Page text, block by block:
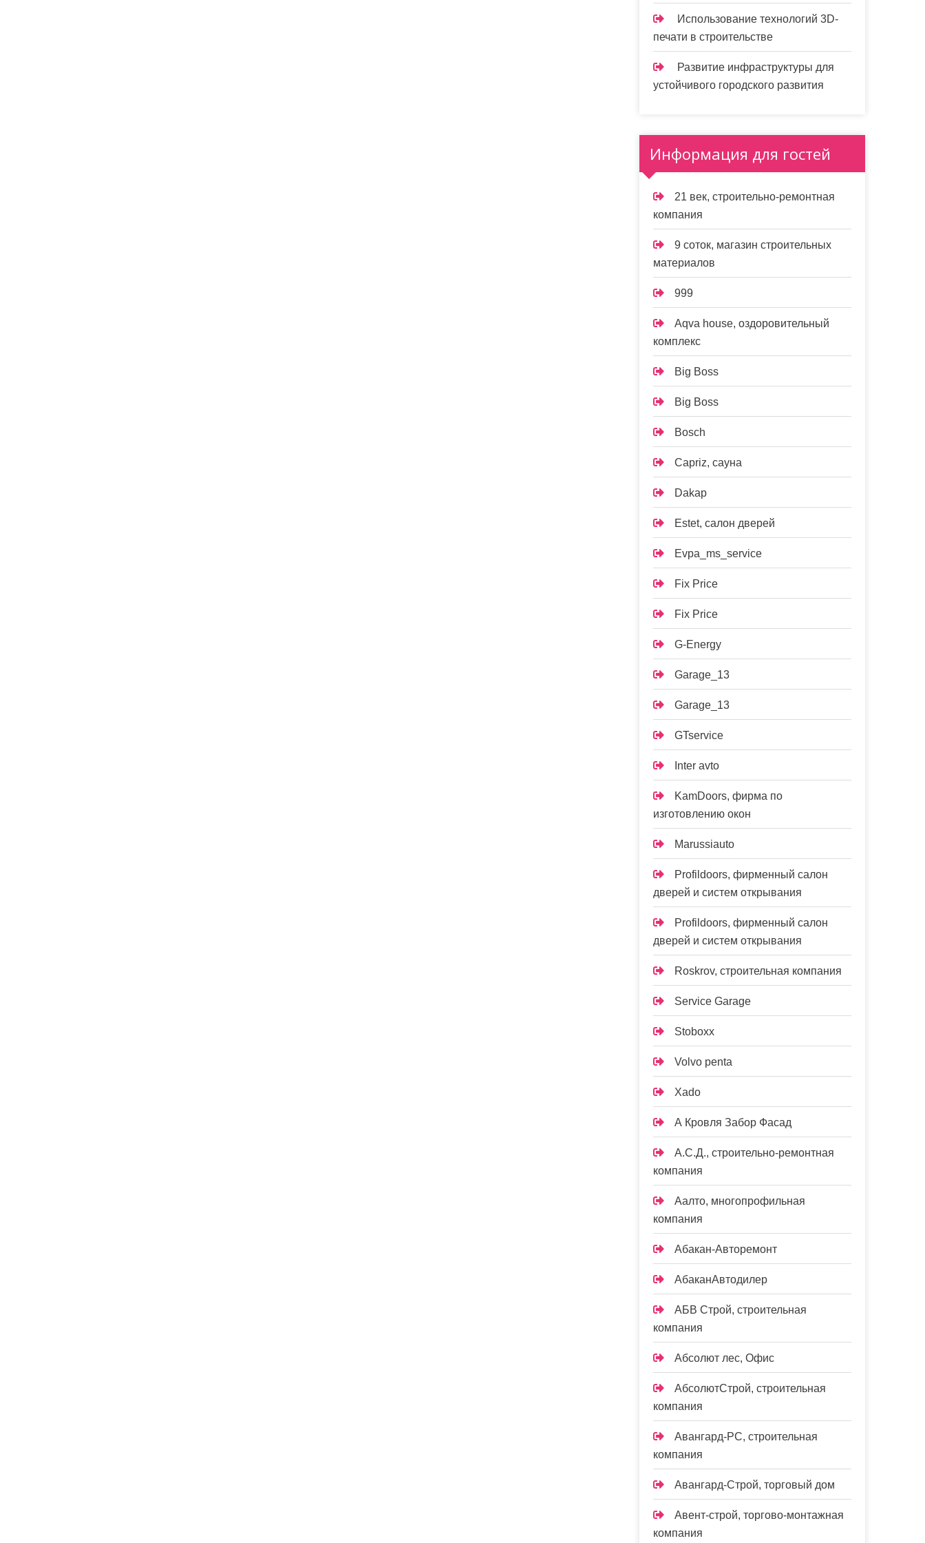
Использование технологий 3D-
печати в строительстве
Развитие инфраструктуры для
устойчивого городского развития
Информация для гостей
21 век, строительно-ремонтная
компания
9 соток, магазин строительных
материалов
999
Aqva house, оздоровительный
комплекс
Big Boss
Big Boss
Bosch
Capriz, сауна
Dakap
Estet, салон дверей
Evpa_ms_service
Fix Price
Fix Price
G-Energy
Garage_13
Garage_13
GTservice
Inter avto
KamDoors, фирма по
изготовлению окон
Marussiauto
Profildoors, фирменный салон
дверей и систем открывания
Profildoors, фирменный салон
дверей и систем открывания
Roskrov, строительная компания
Service Garage
Stoboxx
Volvo penta
Xado
А Кровля Забор Фасад
А.С.Д., строительно-ремонтная
компания
Аалто, многопрофильная
компания
Абакан-Авторемонт
АбаканАвтодилер
АБВ Строй, строительная
компания
Абсолют лес, Офис
АбсолютСтрой, строительная
компания
Авангард-РС, строительная
компания
Авангард-Строй, торговый дом
Авент-строй, торгово-монтажная
компания